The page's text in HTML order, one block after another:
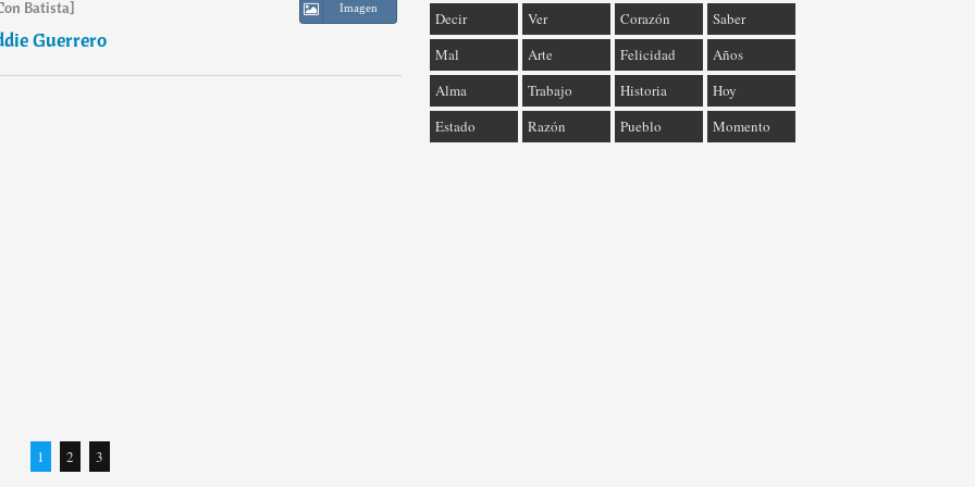
Batista]
Guerrero
Imagen
1 2 3
Decir
Ver Corazón
Saber
Mal
Arte Felicidad
Años
Alma
Trabajo Historia
Hoy
Estado
Razón Pueblo Momento